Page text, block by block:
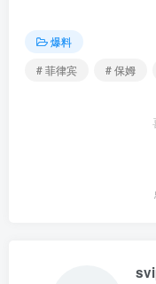
爆料
# 菲律宾
# 保姆